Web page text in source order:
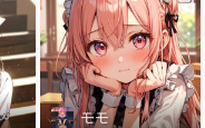
モモ